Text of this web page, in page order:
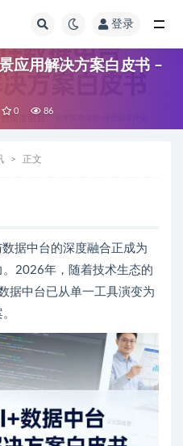
登录
应用解决方案白皮书 –
0 86
正文
据中台的深度融合正成为
2026年，随着技术生态的
据中台已从单一工具演变为